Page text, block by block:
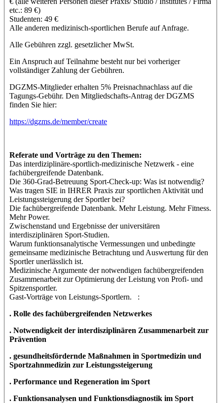
etc.: 89 €)
Studenten: 49 €
Alle anderen medizinisch-sportlichen Berufe auf Anfrage.
Alle Gebühren zzgl. gesetzlicher MwSt.
Ein Anspruch auf Teilnahme besteht nur bei vorheriger
vollständiger Zahlung der Gebühren.
DGZMS-Mitglieder erhalten 5% Preisnachnachlass auf die
Tagungs-Gebühr. Den Mitgliedschafts-Antrag der DGZMS
finden Sie hier:
https://dgzms.de/member/create
Referate und Vorträge zu den Themen:
Das interdiziplinäre-sportlich-medizinische Netzwerk - eine
fachübergreifende Datenbank.
Die 360-Grad-Betreuung Sport-Check-up: Was ist notwendig?
Was tragen SIE in IHRER Praxis zur sportlichen Aktivität und
Leistungssteigerung der Sportler bei?
Die fachübergreifende Datenbank. Mehr Leistung. Mehr Fitness.
Mehr Power.
Zwischenstand und Ergebnisse der universitären
interdisziplinären Sport-Studien.
Warum funktionsanalytische Vermessungen und unbedingte
gemeinsame medizinische Betrachtung und Auswertung für den
Sportler unerlässlich ist.
Medizinische Argumente der notwendigen fachübergreifenden
Zusammenarbeit zur Optimierung der Leistung von Profi- und
Spitzensportler.
Gast-Vorträge von Leistungs-Sportlern. :
. Rolle des fachübergreifenden Netzwerkes
. Notwendigkeit der interdisziplinären Zusammenarbeit zur
Prävention
. gesundheitsfördernde Maßnahmen in Sportmedizin und
Sportzahnmedizin zur Leistungssteigerung
. Performance und Regeneration im Sport
. Funktionsanalysen und Funktionsdiagnostik im Sport